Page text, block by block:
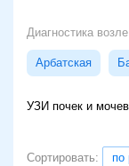
Диагностика
Арбатская
УЗИ почек и
Сортировать: по